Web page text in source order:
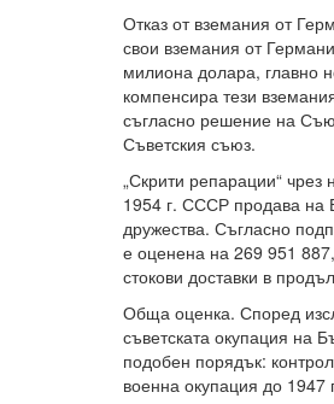
Отказ от вземания от
свои вземания от
милиона долара, главно
компенсира тези
съгласно решение на
Съветския съюз.
„Скрити репарации“ чрез
1954 г. СССР продава на
дружества. Съгласно
е оценена на 269 951
стокови доставки в
Обща оценка. Според
съветската окупация на
подобен порядък:
военна окупация до 1947